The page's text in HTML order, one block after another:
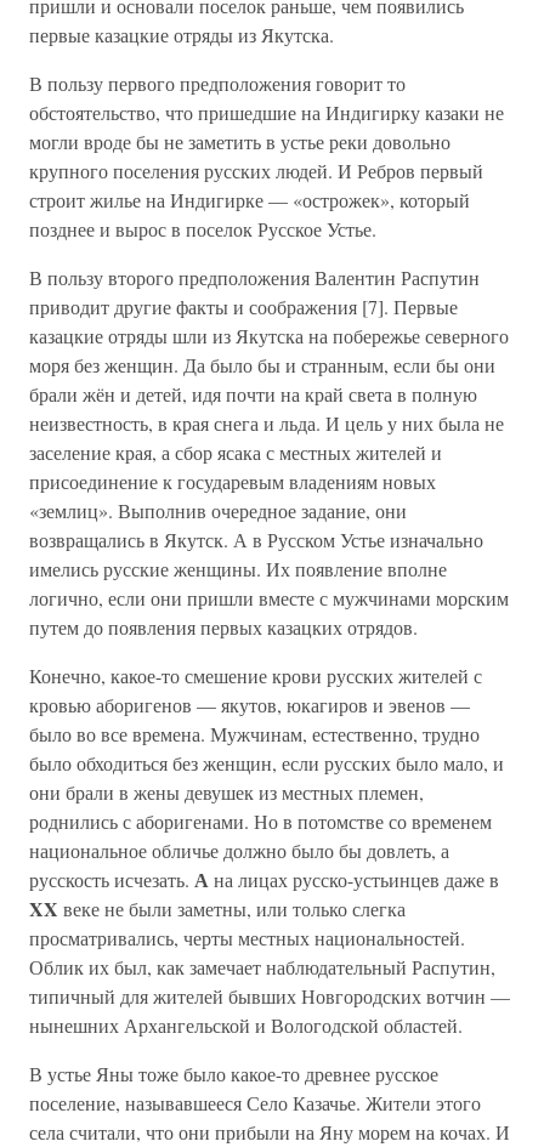
пришли и основали поселок раньше, чем появились
первые казацкие отряды из Якутска.
В пользу первого предположения говорит то
обстоятельство, что пришедшие на Индигирку казаки не
могли вроде бы не заметить в устье реки довольно
крупного поселения русских людей. И Ребров первый
строит жилье на Индигирке — «острожек», который
позднее и вырос в поселок Русское Устье.
В пользу второго предположения Валентин Распутин
приводит другие факты и соображения [7]. Первые
казацкие отряды шли из Якутска на побережье северного
моря без женщин. Да было бы и странным, если бы они
брали жён и детей, идя почти на край света в полную
неизвестность, в края снега и льда. И цель у них была не
заселение края, а сбор ясака с местных жителей и
присоединение к государевым владениям новых
«землиц». Выполнив очередное задание, они
возвращались в Якутск. А в Русском Устье изначально
имелись русские женщины. Их появление вполне
логично, если они пришли вместе с мужчинами морским
путем до появления первых казацких отрядов.
Конечно, какое-то смешение крови русских жителей с
кровью аборигенов — якутов, юкагиров и эвенов —
было во все времена. Мужчинам, естественно, трудно
было обходиться без женщин, если русских было мало, и
они брали в жены девушек из местных племен,
роднились с аборигенами. Но в потомстве со временем
национальное обличье должно было бы довлеть, а
русскость исчезать. Ана лицах русско-устьинцев даже в
XX веке не были заметны, или только слегка
просматривались, черты местных национальностей.
Облик их был, как замечает наблюдательный Распутин,
типичный для жителей бывших Новгородских вотчин —
нынешних Архангельской и Вологодской областей.
В устье Яны тоже было какое-то древнее русское
поселение, называвшееся Село Казачье. Жители этого
села считали, что они прибыли на Яну морем на кочах. И